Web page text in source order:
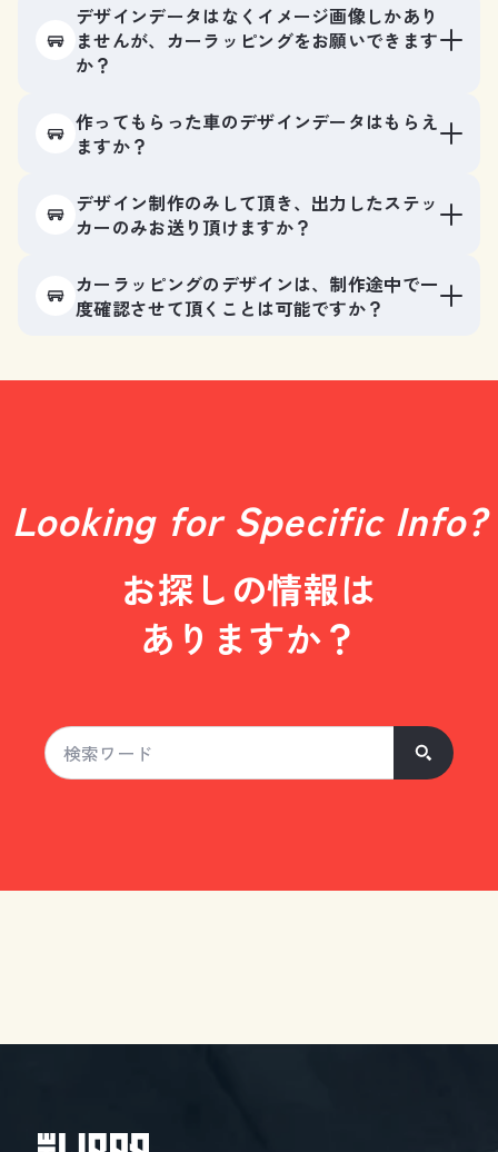
デザインデータはなくイメージ画像しかあり
ませんが、カーラッピングをお願いできます
か？
作ってもらった車のデザインデータはもらえ
ますか？
デザイン制作のみして頂き、出力したステッ
カーのみお送り頂けますか？
カーラッピングのデザインは、制作途中で一
度確認させて頂くことは可能ですか？
Looking for Specific Info?
お探しの情報は
ありますか？
サ
イ
検